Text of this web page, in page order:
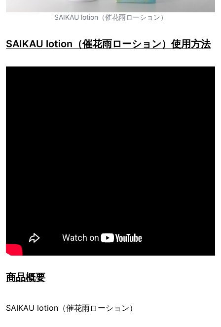
SAIKAU lotion（催花雨ローション）
SAIKAU lotion（催花雨ローション）使用方法
商品概要
SAIKAU lotion（催花雨ローション）